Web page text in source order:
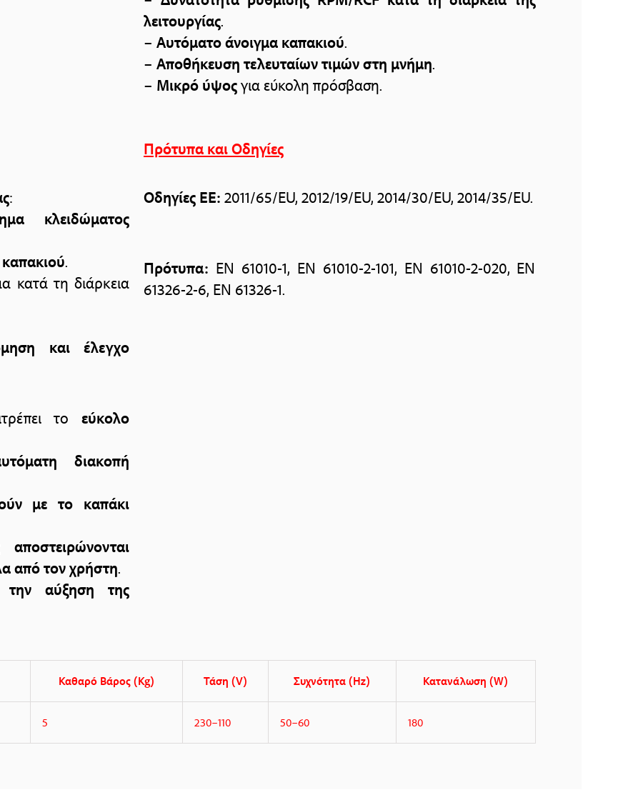
λειτουργίας.
– Αυτόματο άνοιγμα καπακιού.
– Αποθήκευση τελευταίων τιμών στη μνήμη.
– Μικρό ύψοςγια εύκολη πρόσβαση.
:
κλειδώματος
.
κατά τη διάρκεια
και έλεγχο
το εύκολο
διακοπή
με το καπάκι
από τον χρήστη.
την αύξηση της
Πρότυπα και Οδηγίες
Οδηγίες ΕΕ: 2011/65/EU, 2012/19/EU, 2014/30/EU, 2014/35/EU.
Πρότυπα: EN 61010-1, EN 61010-2-101, EN 61010-2-020, EN
61326-2-6, EN 61326-1.
Καθαρό Βάρος (Kg) Τάση (V) Συχνότητα (Hz) Κατανάλωση (W)
5 230–110 50–60 180